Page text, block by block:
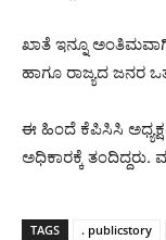
ಖಾತೆ ಇನ್ನೂ
ಹಾಗೂ ರಾಜ್ಯದ ಜನರ
ಈ ಹಿಂದೆ ಕೆಪಿಸಿಸಿ
ಅಧಿಕಾರಕ್ಕೆ ತಂದಿದ್ದರು.
TAGS . publicstory